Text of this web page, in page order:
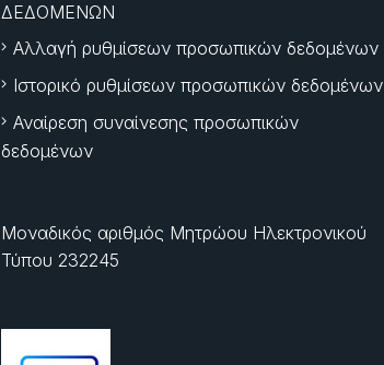
ΔΕΔΟΜΕΝΩΝ
Αλλαγή ρυθμίσεων προσωπικών δεδομένων
Ιστορικό ρυθμίσεων προσωπικών δεδομένων
Αναίρεση συναίνεσης προσωπικών
δεδομένων
Μοναδικός αριθμός Μητρώου Ηλεκτρονικού
Τύπου 232245